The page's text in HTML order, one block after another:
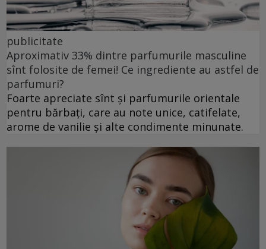
publicitate
Aproximativ 33% dintre parfumurile masculine
sînt folosite de femei! Ce ingrediente au astfel de
parfumuri?
Foarte apreciate sînt și parfumurile orientale
pentru bărbați, care au note unice, catifelate,
arome de vanilie și alte condimente minunate.